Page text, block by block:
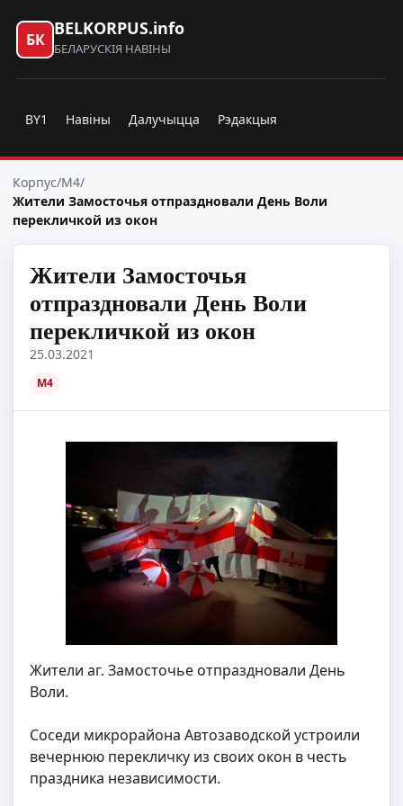
БК
BELKORPUS.info
БЕЛАРУСКІЯ НАВІНЫ
BY1 Навіны Далучыцца Рэдакцыя
Корпус/M4/
Жители Замосточья отпраздновали День Воли
перекличкой из окон
Жители Замосточья
отпраздновали День Воли
перекличкой из окон
25.03.2021
M4
Жители аг. Замосточье отпраздновали День
Воли.
Соседи микрорайона Автозаводской устроили
вечернюю перекличку из своих окон в честь
праздника независимости.